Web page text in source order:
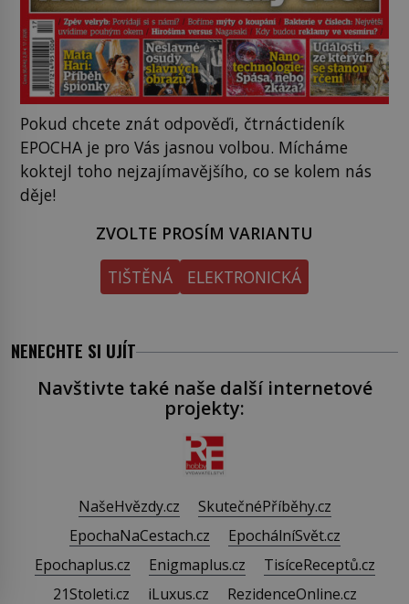
Pokud chcete znát odpověďi, čtrnáctideník
EPOCHA je pro Vás jasnou volbou. Mícháme
koktejl toho nejzajímavějšího, co se kolem nás
děje!
ZVOLTE PROSÍM VARIANTU
TIŠTĚNÁ
ELEKTRONICKÁ
NENECHTE SI UJÍT
Navštivte také naše další internetové
projekty:
NašeHvězdy.cz
SkutečnéPříběhy.cz
EpochaNaCestach.cz
EpochálníSvět.cz
Epochaplus.cz
Enigmaplus.cz
TisíceReceptů.cz
21Stoleti.cz
iLuxus.cz RezidenceOnline.cz